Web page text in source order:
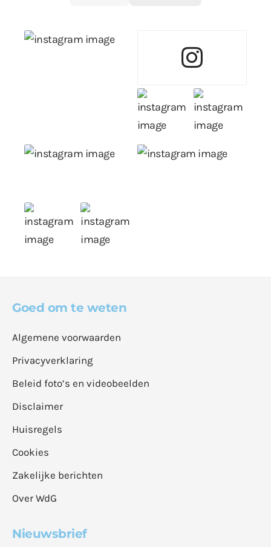
Goed om te weten
Algemene voorwaarden
Privacyverklaring
Beleid foto’s en videobeelden
Disclaimer
Huisregels
Cookies
Zakelijke berichten
Over WdG
Nieuwsbrief